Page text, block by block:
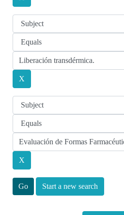
Start a new search